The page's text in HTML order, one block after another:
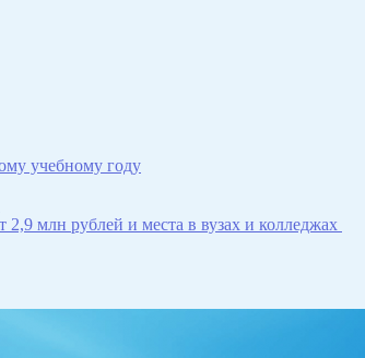
учебному году
2,9 млн рублей и места в вузах и колледжах